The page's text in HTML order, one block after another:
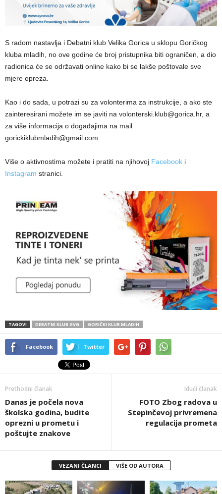
S radom nastavlja i Debatni klub Velika Gorica u sklopu Goričkog
kluba mladih, no ove godine će broj pristupnika biti ograničen, a dio
radionica će se održavati online kako bi se lakše poštovale sve
mjere opreza.
Kao i do sada, u potrazi su za volonterima za instrukcije, a ako ste
zainteresirani možete im se javiti na volonterski.klub@gorica.hr, a
za više informacija o događajima na mail
gorickiklubmladih@gmail.com.
Više o aktivnostima možete i pratiti na njihovoj Facebook i
Instagram stranici.
TAGOVI DEBATNI KLUB GVG GORIČKI KLUB MLADIH
Facebook Twitter
Prethodni članak
Danas je počela nova
školska godina, budite
oprezni u prometu i
poštujte znakove
Idući članak
FOTO Zbog radova u
Stepinčevoj privremena
regulacija prometa
VEZANI ČLANCI VIŠE OD AUTORA